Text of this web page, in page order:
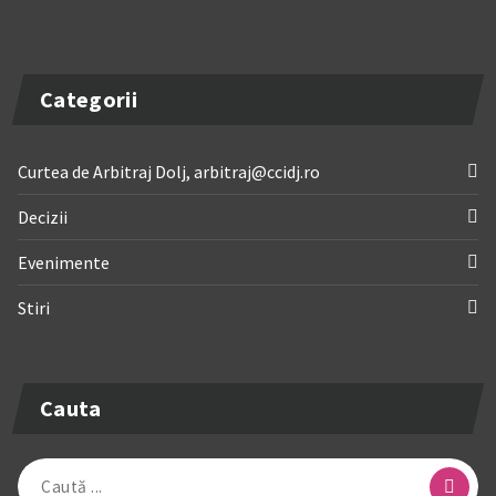
Categorii
Curtea de Arbitraj Dolj, arbitraj@ccidj.ro
Decizii
Evenimente
Stiri
Cauta
Caută